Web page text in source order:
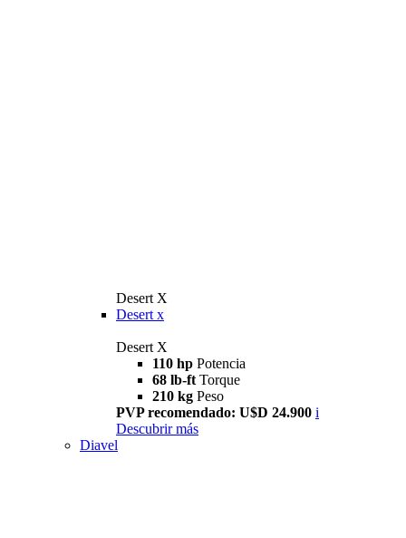
Desert X
Desert x
Desert X
110 hp Potencia
68 lb-ft Torque
210 kg Peso
PVP recomendado: U$D 24.900 i
Descubrir más
Diavel